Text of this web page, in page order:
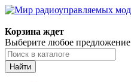
Корзина ждет
Выберите любое предложение
Найти